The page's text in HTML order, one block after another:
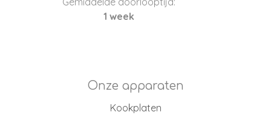
1 week
Onze apparaten
Kookplaten